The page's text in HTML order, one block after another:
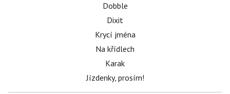
Dobble
Dixit
Krycí jména
Na křídlech
Karak
Jízdenky, prosím!